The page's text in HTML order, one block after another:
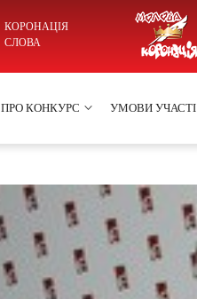
КОРОНАЦІЯ
СЛОВА
ПРО КОНКУРС УМОВИ УЧАСТІ